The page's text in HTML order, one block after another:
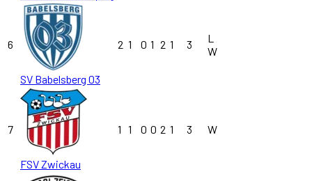
6
SV Babelsberg 03
2 1 0 1 2 1 3
L
W
7
FSV Zwickau
1 1 0 0 2 1 3 W